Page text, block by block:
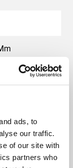
ads, to
our traffic.
of our site with
partners who